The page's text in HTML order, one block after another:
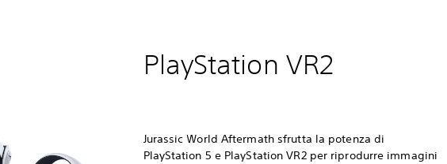
PlayStation VR2
Jurassic World Aftermath sfrutta la potenza di
PlayStation 5 e PlayStation VR2 per riprodurre immagini